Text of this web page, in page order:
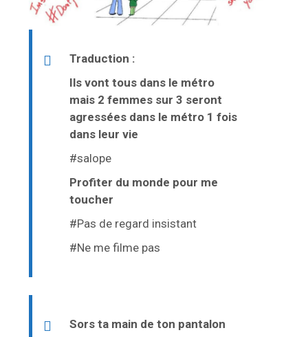
Traduction :
Ils vont tous dans le métro
mais 2 femmes sur 3 seront
agressées dans le métro 1 fois
dans leur vie
#salope
Profiter du monde pour me
toucher
#Pas de regard insistant
#Ne me filme pas
Sors ta main de ton pantalon